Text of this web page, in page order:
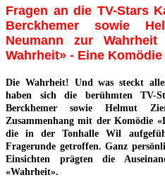
Fragen an die TV-Stars
Berckhemer sowie
Neumann zur
Wahrheit» - Eine
Die Wahrheit! Und was steckt
haben sich die berühmten TV-
Berckhemer sowie Helmut
Zusammenhang mit der Komödie
die in der Tonhalle Wil
Fragerunde getroffen. Ganz
Einsichten prägten die
«Wahrheit».